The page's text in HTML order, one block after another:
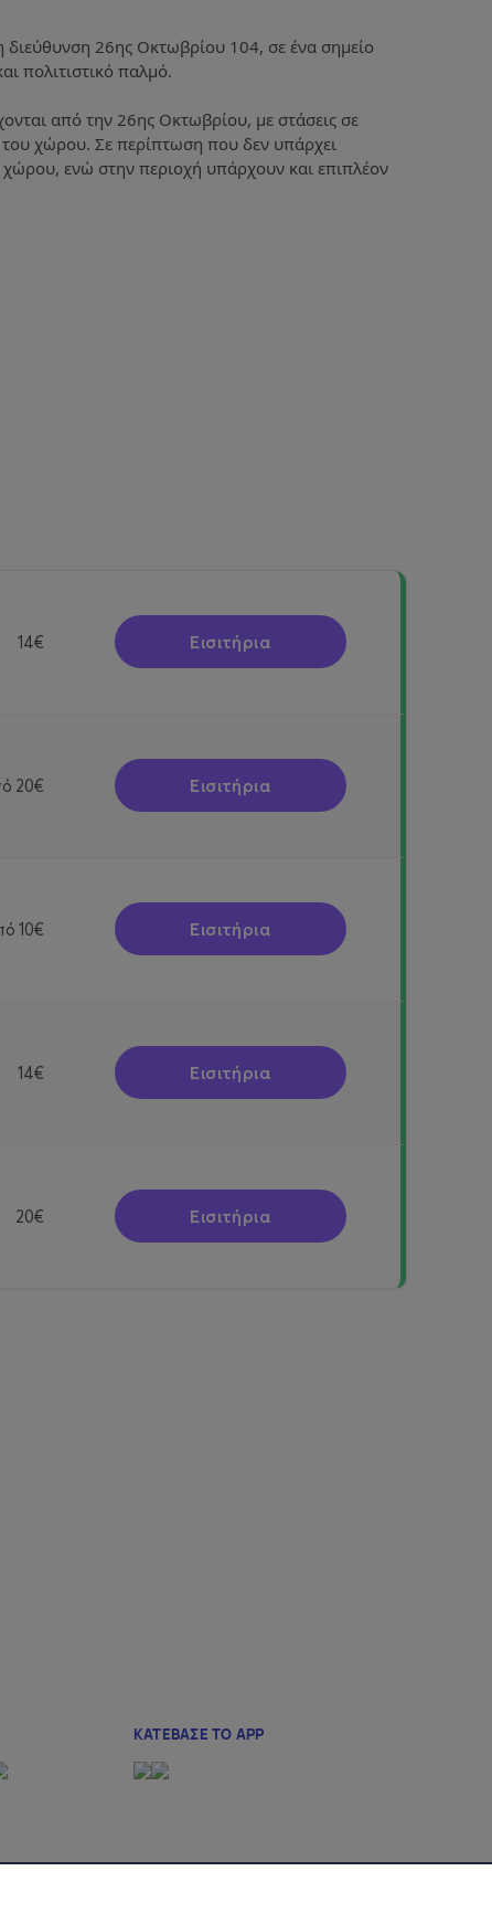
διεύθυνση 26ης Οκτωβρίου 104, σε ένα σημείο
πολιτιστικό παλμό.
από την 26ης Οκτωβρίου, με στάσεις σε
χώρου. Σε περίπτωση που δεν υπάρχει
ενώ στην περιοχή υπάρχουν και επιπλέον
14€ Εισιτήρια
20€ Εισιτήρια
10€ Εισιτήρια
14€ Εισιτήρια
20€ Εισιτήρια